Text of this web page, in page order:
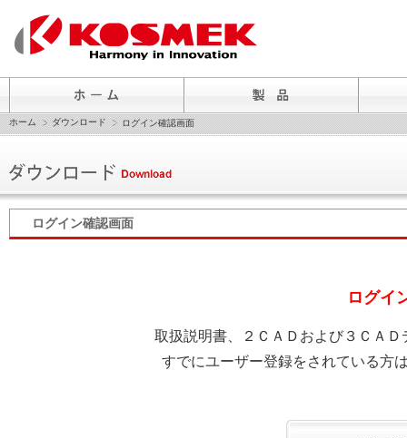
ホーム ダウンロード ログイン確認画面
ログイン確認画面
ログイ
取扱説明書、２ＣＡＤおよび３ＣＡ
すでにユーザー登録をされている方